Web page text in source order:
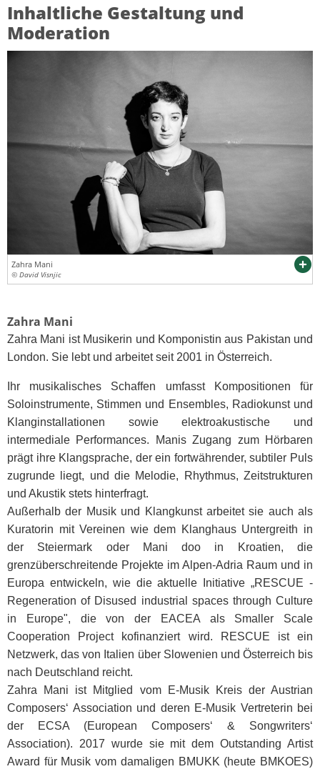
Inhaltliche Gestaltung und
Moderation
Zahra Mani
© David Visnjic
Zahra Mani
Zahra Mani ist Musikerin und Komponistin aus Pakistan und
London. Sie lebt und arbeitet seit 2001 in Österreich.
Ihr musikalisches Schaffen umfasst Kompositionen für
Soloinstrumente, Stimmen und Ensembles, Radiokunst und
Klanginstallationen sowie elektroakustische und
intermediale Performances. Manis Zugang zum Hörbaren
prägt ihre Klangsprache, der ein fortwährender, subtiler Puls
zugrunde liegt, und die Melodie, Rhythmus, Zeitstrukturen
und Akustik stets hinterfragt.
Außerhalb der Musik und Klangkunst arbeitet sie auch als
Kuratorin mit Vereinen wie dem Klanghaus Untergreith in
der Steiermark oder Mani doo in Kroatien, die
grenzüberschreitende Projekte im Alpen-Adria Raum und in
Europa entwickeln, wie die aktuelle Initiative „RESCUE -
Regeneration of Disused industrial spaces through Culture
in Europe", die von der EACEA als Smaller Scale
Cooperation Project kofinanziert wird. RESCUE ist ein
Netzwerk, das von Italien über Slowenien und Österreich bis
nach Deutschland reicht.
Zahra Mani ist Mitglied vom E-Musik Kreis der Austrian
Composers‘ Association und deren E-Musik Vertreterin bei
der ECSA (European Composers‘ & Songwriters‘
Association). 2017 wurde sie mit dem Outstanding Artist
Award für Musik vom damaligen BMUKK (heute BMKOES)